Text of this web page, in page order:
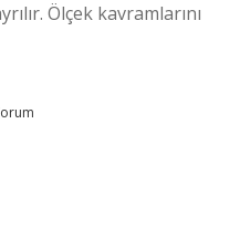
Ölçek kavramlarını